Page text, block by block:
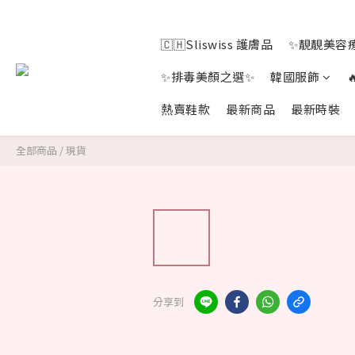
🇨🇭Sliswiss 護膚品
✨靚靚美容
✨排毒美顏之選✨
韓國服飾
熱賣鞋款
最新商品 最新時裝
全部商品 /現貨
分享到